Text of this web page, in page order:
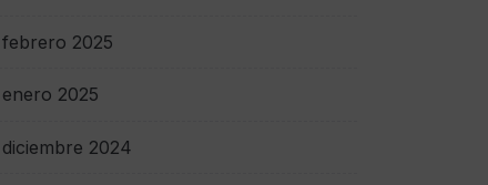
febrero 2025
enero 2025
diciembre 2024